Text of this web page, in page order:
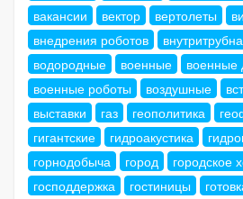
вакансии
вектор вертолеты
внедрения роботов
водородные
военные
военные
военные роботы
воздушные
выставки
газ геополитика
гигантские
гидроакустика
горнодобыча
город
городское
господдержка
гостиницы